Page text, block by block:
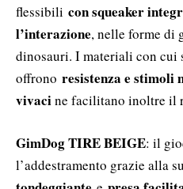
flessibili con squeaker
l’interazione, nelle forme di
dinosauri. I materiali con
offrono resistenza e stimoli
vivacine facilitano inoltre il
GimDog TIRE BEIGE: il
l’addestramento grazie alla